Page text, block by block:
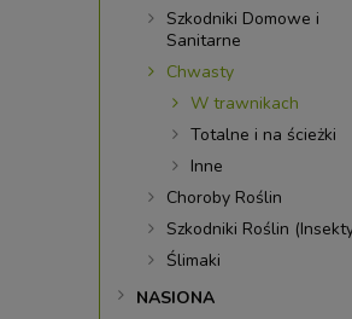
Szkodniki Domowe i
Sanitarne
Chwasty
W trawnikach
Totalne i na ścieżki
Inne
Choroby Roślin
Szkodniki Roślin
Ślimaki
NASIONA